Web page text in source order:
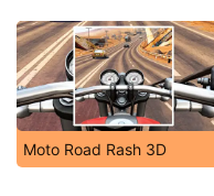
Moto Road Rash 3D